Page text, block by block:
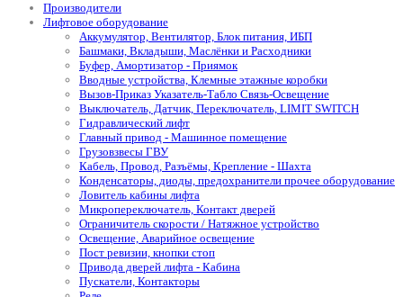
Производители
Лифтовое оборудование
Аккумулятор, Вентилятор, Блок питания, ИБП
Башмаки, Вкладыши, Маслёнки и Расходники
Буфер, Амортизатор - Приямок
Вводные устройства, Клемные этажные коробки
Вызов-Приказ Указатель-Табло Связь-Освещение
Выключатель, Датчик, Переключатель, LIMIT SWITCH
Гидравлический лифт
Главный привод - Машинное помещение
Грузовзвесы ГВУ
Кабель, Провод, Разъёмы, Крепление - Шахта
Конденсаторы, диоды, предохранители прочее оборудование
Ловитель кабины лифта
Микропереключатель, Контакт дверей
Ограничитель скорости / Натяжное устройство
Освещение, Аварийное освещение
Пост ревизии, кнопки стоп
Привода дверей лифта - Кабина
Пускатели, Контакторы